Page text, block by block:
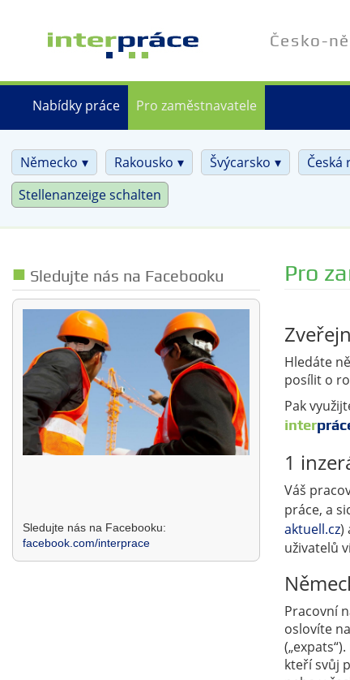
hlavnímu
Česko-
Nabídky práce Pro zaměstnavatele
Německo Rakousko Švýcarsko Česká
Stellenanzeige schalten
Sledujte nás na Facebooku
Sledujte nás na Facebooku:
facebook.com/interprace
Pro
Hledáte
posílit o
Pak
inter
1
Váš
práce, a
aktuell.cz)
uživatelů
Pracovní
oslovíte
kteří svůj